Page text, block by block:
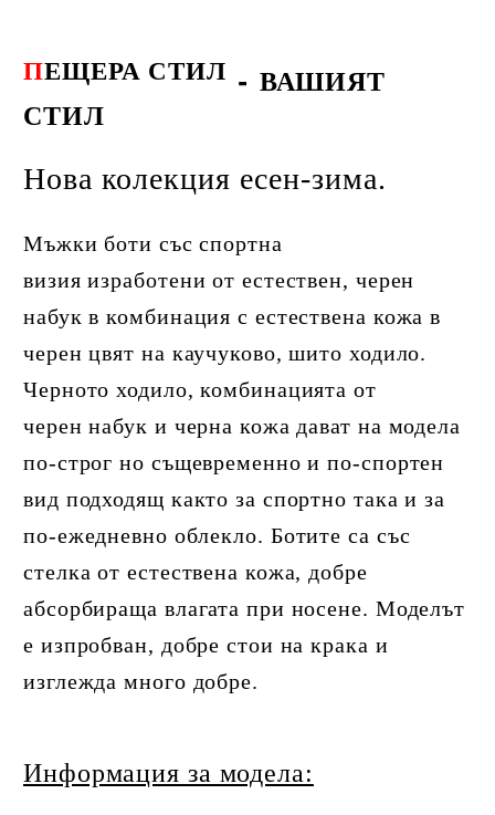
ПЕЩЕРА СТИЛ - ВАШИЯТ
СТИЛ
Нова колекция есен-зима.
Мъжки боти със спортна
визия изработени от естествен, черен
набук в комбинация с естествена кожа в
черен цвят на каучуково, шито ходило.
Черното ходило, комбинацията от
черен набук и черна кожа дават на модела
по-строг но същевременно и по-спортен
вид подходящ както за спортно така и за
по-ежедневно облекло. Ботите са със
стелка от естествена кожа, добре
абсорбираща влагата при носене. Моделът
е изпробван, добре стои на крака и
изглежда много добре.
Информация за модела: